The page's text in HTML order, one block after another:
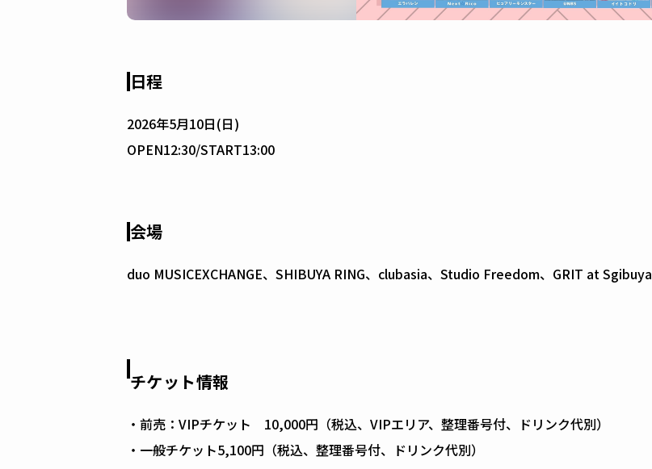
日程
2026年5月10日(日)
OPEN12:30/START13:00
会場
duo MUSICEXCHANGE、SHIBUYA RING、clubasia、Studio Freedom、GRIT at Sgibuya
チケット情報
・前売：VIPチケット 10,000円（税込、VIPエリア、整理番号付、ドリンク代別）
・一般チケット5,100円（税込、整理番号付、ドリンク代別）